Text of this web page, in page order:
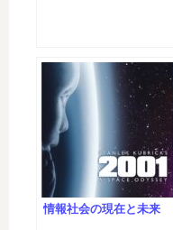
情報社会の現在と未来